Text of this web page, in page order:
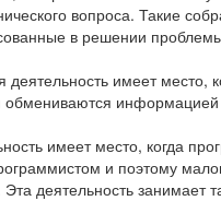
вопроса. Такие
в решении
деятельность имеет
имеет место, когда
и поэтому
деятельность занимает